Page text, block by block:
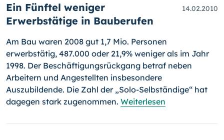
Ein Fünftel weniger
Erwerbstätige in Bauberufen
14.02.2010
Am Bau waren 2008 gut 1,7 Mio. Personen
erwerbstätig, 487.000 oder 21,9% weniger als im Jahr
1998. Der Beschäftigungsrückgang be­traf neben
Arbeitern und Angestellten insbesondere
Auszubildende. Die Zahl der „Solo-Selbständige“ hat
dagegen stark zugenommen. Weiterlesen